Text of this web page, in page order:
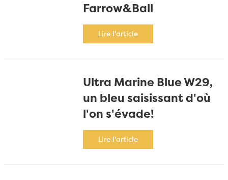
Farrow&Ball
Lire l'article
Ultra Marine Blue W29,
un bleu saisissant d'où
l'on s'évade!
Lire l'article